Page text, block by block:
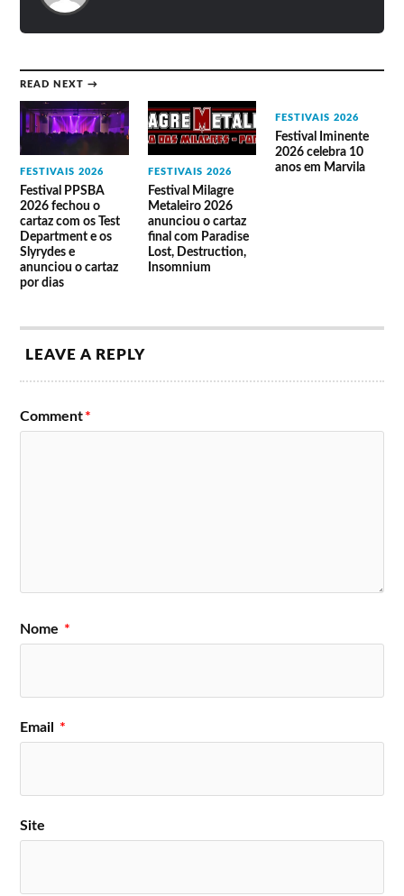
Wrath Sins
Analepsy
Gwydion
Peste e Sida
Soldier
Grimlet
Besta
READ NEXT →
FESTIVAIS 2026
Festival PPSBA
2026 fechou o
cartaz com os Test
Department e os
Slyrydes e
anunciou o cartaz
por dias
FESTIVAIS 2026
Festival Milagre
Metaleiro 2026
anunciou o cartaz
final com Paradise
Lost, Destruction,
Insomnium
FESTIVAIS 2026
Festival Iminente
2026 celebra 10
anos em Marvila
LEAVE A REPLY
Comment*
Nome *
Email *
Site